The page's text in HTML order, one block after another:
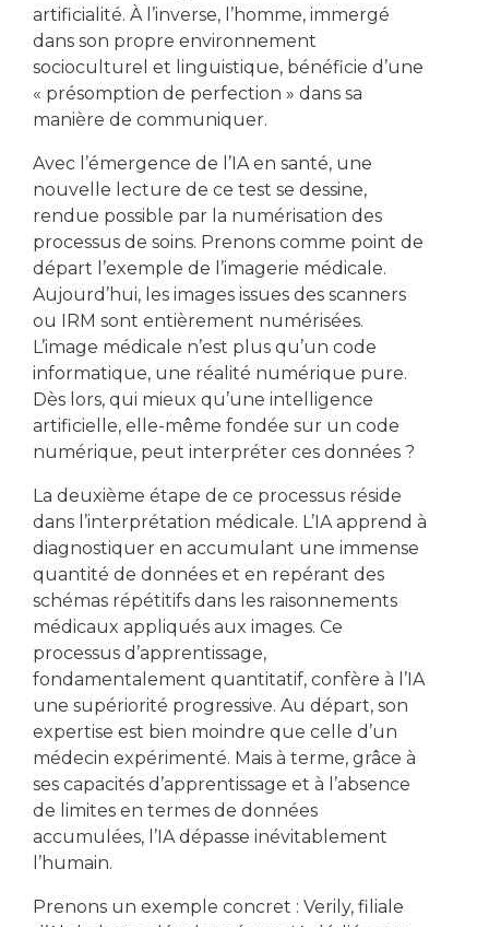
artificialité. À l’inverse, l’homme, immergé
dans son propre environnement
socioculturel et linguistique, bénéficie d’une
« présomption de perfection » dans sa
manière de communiquer.
Avec l’émergence de l’IA en santé, une
nouvelle lecture de ce test se dessine,
rendue possible par la numérisation des
processus de soins. Prenons comme point de
départ l’exemple de l’imagerie médicale.
Aujourd’hui, les images issues des scanners
ou IRM sont entièrement numérisées.
L’image médicale n’est plus qu’un code
informatique, une réalité numérique pure.
Dès lors, qui mieux qu’une intelligence
artificielle, elle-même fondée sur un code
numérique, peut interpréter ces données ?
La deuxième étape de ce processus réside
dans l’interprétation médicale. L’IA apprend à
diagnostiquer en accumulant une immense
quantité de données et en repérant des
schémas répétitifs dans les raisonnements
médicaux appliqués aux images. Ce
processus d’apprentissage,
fondamentalement quantitatif, confère à l’IA
une supériorité progressive. Au départ, son
expertise est bien moindre que celle d’un
médecin expérimenté. Mais à terme, grâce à
ses capacités d’apprentissage et à l’absence
de limites en termes de données
accumulées, l’IA dépasse inévitablement
l’humain.
Prenons un exemple concret : Verily, filiale